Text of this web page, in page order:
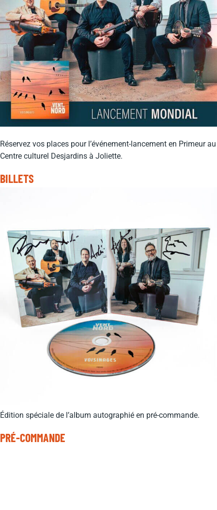
Réservez vos places pour l’événement-lancement en Primeur au
Centre culturel Desjardins à Joliette.
BILLETS
Édition spéciale de l’album autographié en pré-commande.
PRÉ-COMMANDE